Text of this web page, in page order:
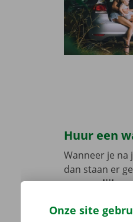
Huur een
Wanneer je
dan staan er
persoonlijke
van
Onze site